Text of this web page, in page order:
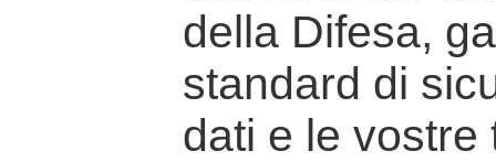
della Difesa,
standard di
dati e le vostre